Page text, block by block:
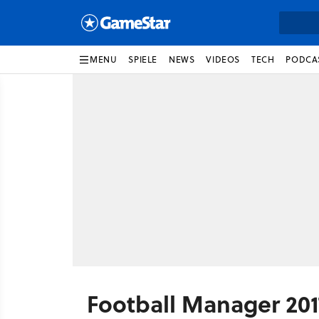
MENU SPIELE NEWS VIDEOS TECH
Football Manager